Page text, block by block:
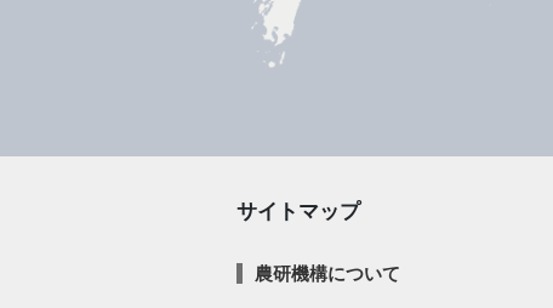
サイトマップ
農研機構について